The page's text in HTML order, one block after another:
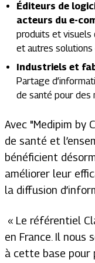
Éditeurs de
acteurs du e-
produits et visuels
et autres solutions
Industriels et
Partage
de santé pour des
Avec "Medipim by
de santé et
bénéficient
améliorer leur
la diffusion
« Le référentiel
en France. Il nous
à cette base pour